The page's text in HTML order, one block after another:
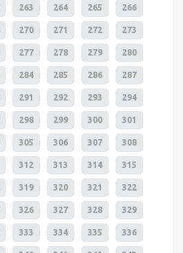
263 264 265 266
270 271 272 273
277 278 279 280
284 285 286 287
291 292 293 294
298 299 300 301
305 306 307 308
312 313 314 315
319 320 321 322
326 327 328 329
333 334 335 336